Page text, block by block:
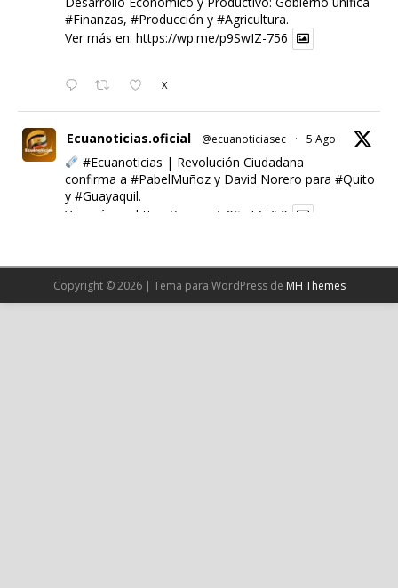
#Finanzas, #Producción y #Agricultura.
Ver más en: https://wp.me/p9SwIZ-756
X
Ecuanoticias.oficial @ecuanoticiasec · 5 Ago
#Ecuanoticias | Revolución Ciudadana
confirma a #PabelMuñoz y David Norero para #Quito
y #Guayaquil.
Ver más en: https://wp.me/p9SwIZ-750
Cargar más
Copyright © 2026 | Tema para WordPress de MH Themes